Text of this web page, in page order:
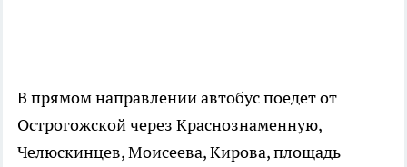
В прямом направлении автобус поедет от
Острогожской через Краснознаменную,
Челюскинцев, Моисеева, Кирова, площадь